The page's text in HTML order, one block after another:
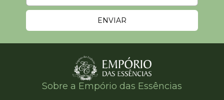
Sobre a Empório das Essências